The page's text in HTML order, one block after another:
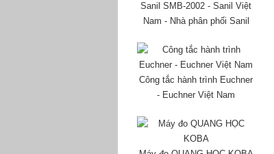
Sanil SMB-2002 - Sanil Việt
Nam - Nhà phân phối Sanil
Công tắc hành trình Euchner
- Euchner Việt Nam